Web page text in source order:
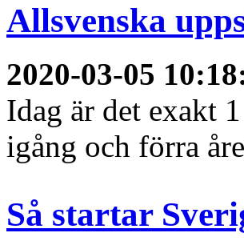
Allsvenska
2020-03-05 10:18
Idag är det exakt
igång och förra
Så startar